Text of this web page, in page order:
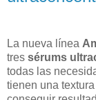
La nueva línea
tres sérums
todas las
tienen una